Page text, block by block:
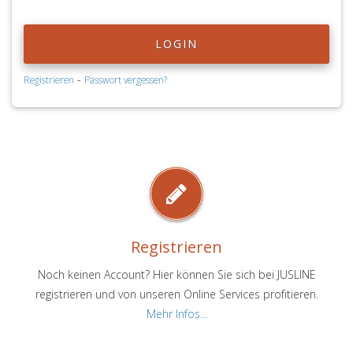
LOGIN
Registrieren - Passwort vergessen?
Registrieren
Noch keinen Account? Hier können Sie sich bei JUSLINE
registrieren und von unseren Online Services profitieren.
Mehr Infos...